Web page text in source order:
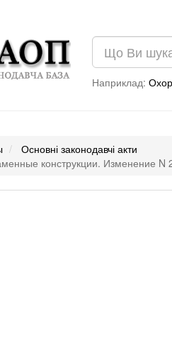
Наприклад:
Основні законодавчі акти
конструкции. Изменение N